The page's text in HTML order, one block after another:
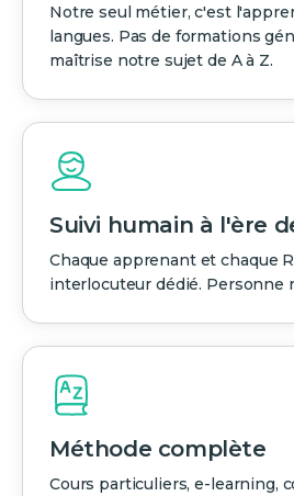
Notre seul métier, c'est
langues. Pas de formations
maîtrise notre sujet de A à Z.
Suivi humain à l'ère
Chaque apprenant et chaque
interlocuteur dédié. Personne
Méthode complète
Cours particuliers, e-learning,